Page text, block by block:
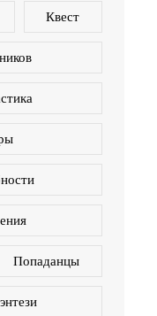
Квест
Попаданцы